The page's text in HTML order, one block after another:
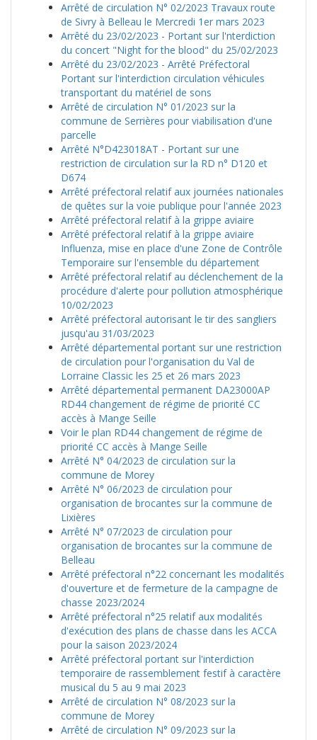
Arrêté de circulation N° 02/2023 Travaux route
de Sivry à Belleau le Mercredi 1er mars 2023
Arrêté du 23/02/2023 - Portant sur l'nterdiction
du concert "Night for the blood" du 25/02/2023
Arrêté du 23/02/2023 - Arrêté Préfectoral
Portant sur l'interdiction circulation véhicules
transportant du matériel de sons
Arrêté de circulation N° 01/2023 sur la
commune de Serrières pour viabilisation d'une
parcelle
Arrêté N°D423018AT - Portant sur une
restriction de circulation sur la RD n° D120 et
D674
Arrêté préfectoral relatif aux journées nationales
de quêtes sur la voie publique pour l'année 2023
Arrêté préfectoral relatif à la grippe aviaire
Arrêté préfectoral relatif à la grippe aviaire
Influenza, mise en place d'une Zone de Contrôle
Temporaire sur l'ensemble du département
Arrêté préfectoral relatif au déclenchement de la
procédure d'alerte pour pollution atmosphérique
10/02/2023
Arrêté préfectoral autorisant le tir des sangliers
jusqu'au 31/03/2023
Arrêté départemental portant sur une restriction
de circulation pour l'organisation du Val de
Lorraine Classic les 25 et 26 mars 2023
Arrêté départemental permanent DA23000AP
RD44 changement de régime de priorité CC
accès à Mange Seille
Voir le plan RD44 changement de régime de
priorité CC accès à Mange Seille
Arrêté N° 04/2023 de circulation sur la
commune de Morey
Arrêté N° 06/2023 de circulation pour
organisation de brocantes sur la commune de
Lixières
Arrêté N° 07/2023 de circulation pour
organisation de brocantes sur la commune de
Belleau
Arrêté préfectoral n°22 concernant les modalités
d'ouverture et de fermeture de la campagne de
chasse 2023/2024
Arrêté préfectoral n°25 relatif aux modalités
d'exécution des plans de chasse dans les ACCA
pour la saison 2023/2024
Arrêté préfectoral portant sur l'interdiction
temporaire de rassemblement festif à caractère
musical du 5 au 9 mai 2023
Arrêté de circulation N° 08/2023 sur la
commune de Morey
Arrêté de circulation N° 09/2023 sur la